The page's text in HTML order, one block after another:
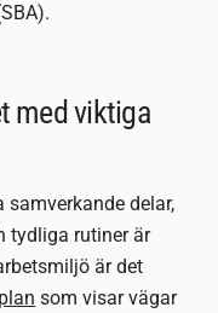
med viktiga
delar,
tydliga rutiner är
är det
som visar vägar